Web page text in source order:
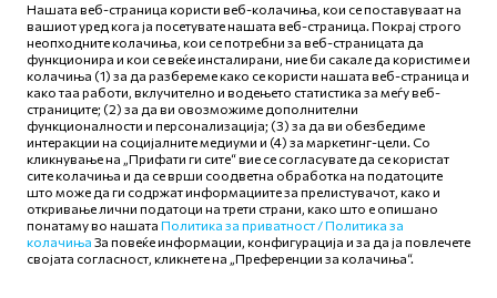
Политика за приватност
Правила и услови за
користење
Политика за колачиња
Следете нè
Нашата веб-страница користи веб-колачиња, кои се поставуваат на
вашиот уред кога ја посетувате нашата веб-страница. Покрај строго
неопходните колачиња, кои се потребни за веб-страницата да
функционира и кои се веќе инсталирани, ние би сакале да користиме и
колачиња (1) за да разбереме како се користи нашата веб-страница и
како таа работи, вклучително и водењето статистика за меѓу веб-
страниците; (2) за да ви овозможиме дополнителни
функционалности и персонализација; (3) за да ви обезбедиме
интеракции на социјалните медиуми и (4) за маркетинг-цели. Со
кликнување на „Прифати ги сите“ вие се согласувате да се користат
сите колачиња и да се врши соодветна обработка на податоците
што може да ги содржат информациите за прелистувачот, како и
откривање лични податоци на трети страни, како што е опишано
понатаму во нашата Политика за приватност /Политика за
колачиња За повеќе информации, конфигурација и за да ја повлечете
својата согласност, кликнете на „Преференции за колачиња“.